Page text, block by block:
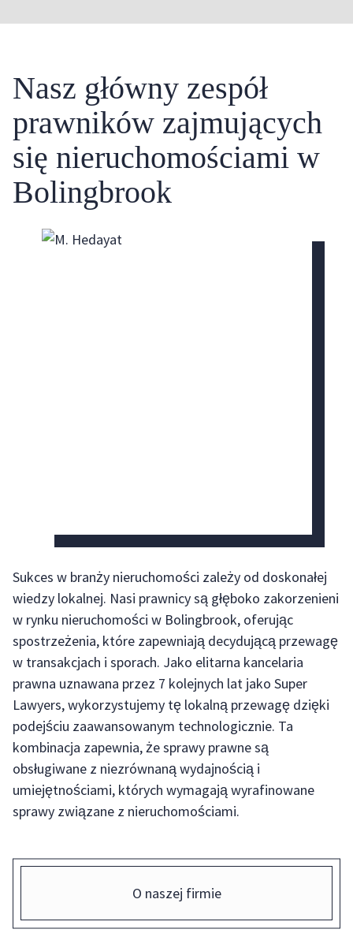
Nasz główny zespół
prawników zajmujących
się nieruchomościami w
Bolingbrook
Sukces w branży nieruchomości zależy od doskonałej
wiedzy lokalnej. Nasi prawnicy są głęboko zakorzenieni
w rynku nieruchomości w Bolingbrook, oferując
spostrzeżenia, które zapewniają decydującą przewagę
w transakcjach i sporach. Jako elitarna kancelaria
prawna uznawana przez 7 kolejnych lat jako Super
Lawyers, wykorzystujemy tę lokalną przewagę dzięki
podejściu zaawansowanym technologicznie. Ta
kombinacja zapewnia, że sprawy prawne są
obsługiwane z niezrównaną wydajnością i
umiejętnościami, których wymagają wyrafinowane
sprawy związane z nieruchomościami.
O naszej firmie